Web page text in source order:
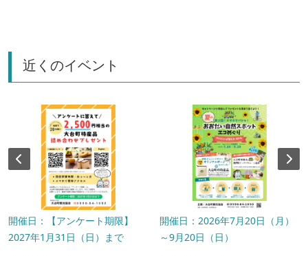
近くのイベント
開催日：【アンケート期限】
2027年1月31日（日）まで
開催日：2026年7月20日（月）
～9月20日（日）